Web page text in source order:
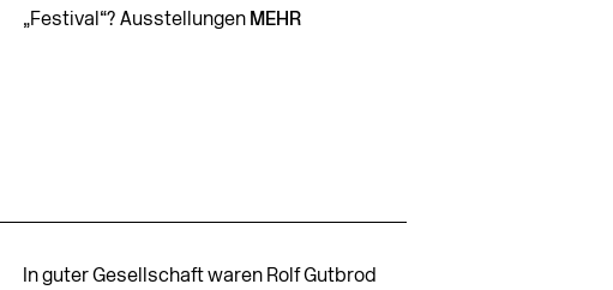
„Festival“? Ausstellungen MEHR
In guter Gesellschaft waren Rolf Gutbrod